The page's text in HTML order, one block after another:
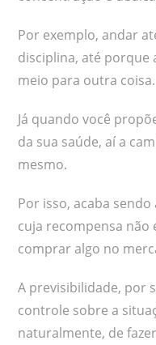
Por exemplo, andar
disciplina, até porque
meio para outra coisa.
Já quando você
da sua saúde, aí a
mesmo.
Por isso, acaba
cuja recompensa
comprar algo no
A previsibilidade, por
controle sobre a
naturalmente, de